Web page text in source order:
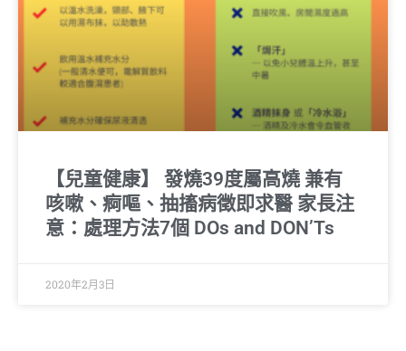
【兒童健康】 發燒39度屬高燒 兼有
咳嗽、痾嘔、抽搐病徵即求醫 家長注
意：處理方法7個 DOs and DON’Ts
2020年2月3日